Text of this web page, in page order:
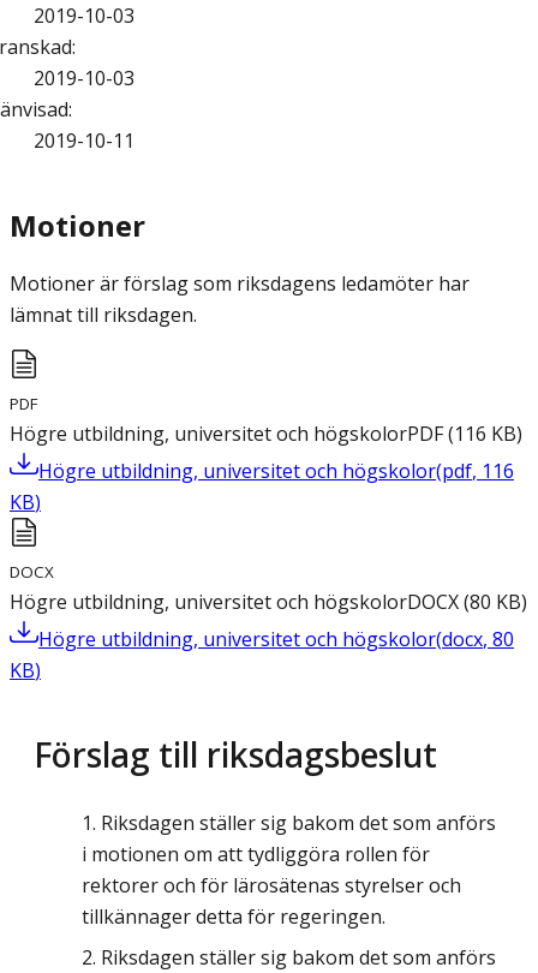
2019-10-03
:
2019-10-03
:
2019-10-11
Motioner
Motioner är förslag som riksdagens ledamöter har
lämnat till riksdagen.
PDF
Högre utbildning, universitet och högskolorPDF(116 KB)
Högre utbildning, universitet och högskolor(pdf, 116
KB)
DOCX
Högre utbildning, universitet och högskolorDOCX(80 KB)
Högre utbildning, universitet och högskolor(docx, 80
KB)
Förslag till riksdagsbeslut
Riksdagen ställer sig bakom det som anförs
i motionen om att tydliggöra rollen för
rektorer och för lärosätenas styrelser och
tillkännager detta för regeringen.
Riksdagen ställer sig bakom det som anförs